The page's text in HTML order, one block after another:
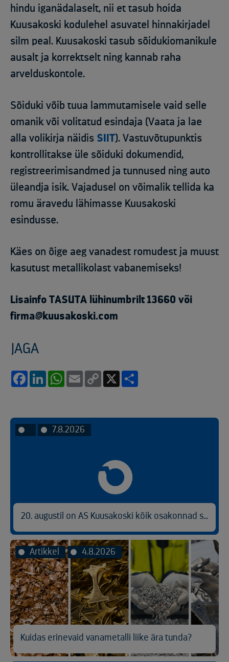
hindu iganädalaselt, nii et tasub hoida
Kuusakoski kodulehel asuvatel hinnakirjadel
silm peal. Kuusakoski tasub sõidukiomanikule
ausalt ja korrektselt ning kannab raha
arvelduskontole.
Sõiduki võib tuua lammutamisele vaid selle
omanik või volitatud esindaja (Vaata ja lae
alla volikirja näidis SIIT). Vastuvõtupunktis
kontrollitakse üle sõiduki dokumendid,
registreerimisandmed ja tunnused ning auto
üleandja isik. Vajadusel on võimalik tellida ka
romu äravedu lähimasse Kuusakoski
esindusse.
Käes on õige aeg vanadest romudest ja muust
kasutust metallikolast vabanemiseks!
Lisainfo TASUTA lühinumbrilt 13660 või
firma@kuusakoski.com
JAGA
FacebookLinkedInWhatsApp
Email
Copy
7.8.2026
20. augustil on AS Kuusakoski kõik osakonnad suletud
Artikkel 4.8.2026
Kuidas erinevaid vanametalli liike ära tunda?